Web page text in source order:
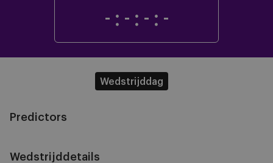
- : - : - : -
Wedstrijddag
Predictors
Wedstrijddetails